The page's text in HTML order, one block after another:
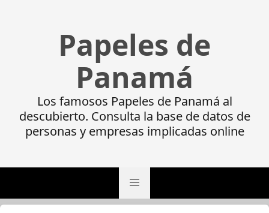
Papeles de
Panamá
Los famosos Papeles de Panamá al
descubierto. Consulta la base de datos de
personas y empresas implicadas online